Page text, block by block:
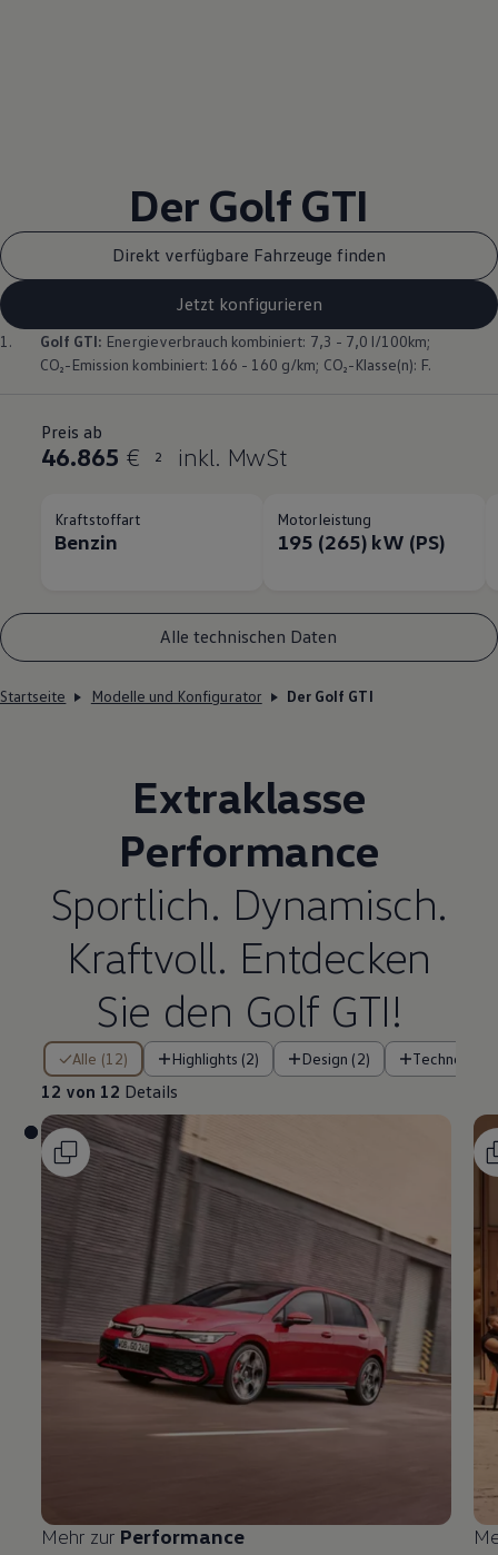
Der Golf GTI
Direkt verfügbare Fahrzeuge finden
Jetzt konfigurieren
1. Golf GTI: Energieverbrauch kombiniert: 7,3 - 7,0 l/100km;
CO₂-Emission kombiniert: 166 - 160 g/km; CO₂-Klasse(n): F.
Preis ab
46.865 € 2 inkl. MwSt
Kraftstoffart
Benzin
Motorleistung
195 (265) kW (PS)
Alle technischen Daten
Startseite Modelle und Konfigurator Der Golf GTI
Extraklasse
Performance
Sportlich. Dynamisch.
Kraftvoll. Entdecken
Sie den Golf GTI!
Alle (12) Highlights (2) Design (2)
12 von 12 Details
12 von 12 Details
Mehr zur Performance